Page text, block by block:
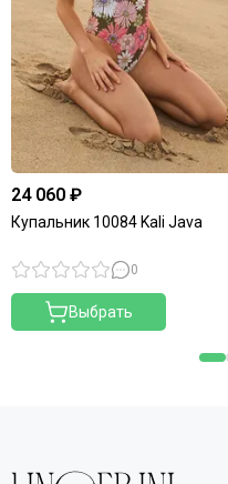
24 060 ₽
Купальник 10084 Kali Java
0
Выбрать